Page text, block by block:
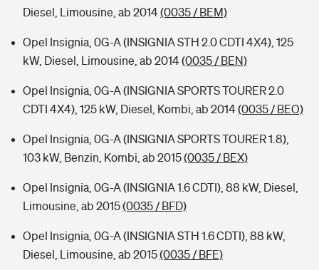
Diesel, Limousine, ab 2014(0035 / BEM)
Opel Insignia, 0G-A (INSIGNIA STH 2.0 CDTI 4X4), 125
kW, Diesel, Limousine, ab 2014(0035 / BEN)
Opel Insignia, 0G-A (INSIGNIA SPORTS TOURER 2.0
CDTI 4X4), 125 kW, Diesel, Kombi, ab 2014(0035 / BEO)
Opel Insignia, 0G-A (INSIGNIA SPORTS TOURER 1.8),
103 kW, Benzin, Kombi, ab 2015(0035 / BEX)
Opel Insignia, 0G-A (INSIGNIA 1.6 CDTI), 88 kW, Diesel,
Limousine, ab 2015(0035 / BFD)
Opel Insignia, 0G-A (INSIGNIA STH 1.6 CDTI), 88 kW,
Diesel, Limousine, ab 2015(0035 / BFE)